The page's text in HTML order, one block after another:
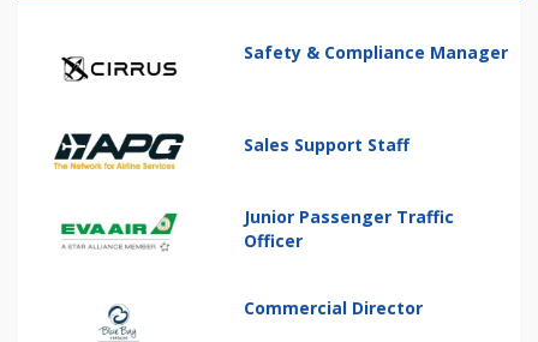
Safety & Compliance Manager
Sales Support Staff
Junior Passenger Traffic
Officer
Commercial Director